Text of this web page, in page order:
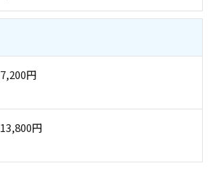
7,200円
13,800円